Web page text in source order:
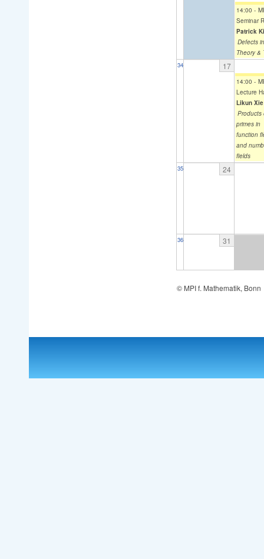
14:00 -
Seminar
Patrick
Defects
Theory &
34
17
14:00 -
Lecture
Likun Xie
Products
primes in
function
and
fields
35
24
36 31
© MPI f. Mathematik, Bonn